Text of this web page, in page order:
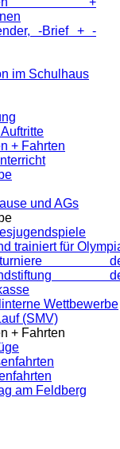
-Brief + -
im Schulhaus
+ Fahrten
und AGs
trainiert für
Wettbewerbe
(SMV)
+ Fahrten
am Feldberg